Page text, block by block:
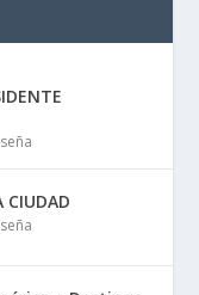
CIUDAD